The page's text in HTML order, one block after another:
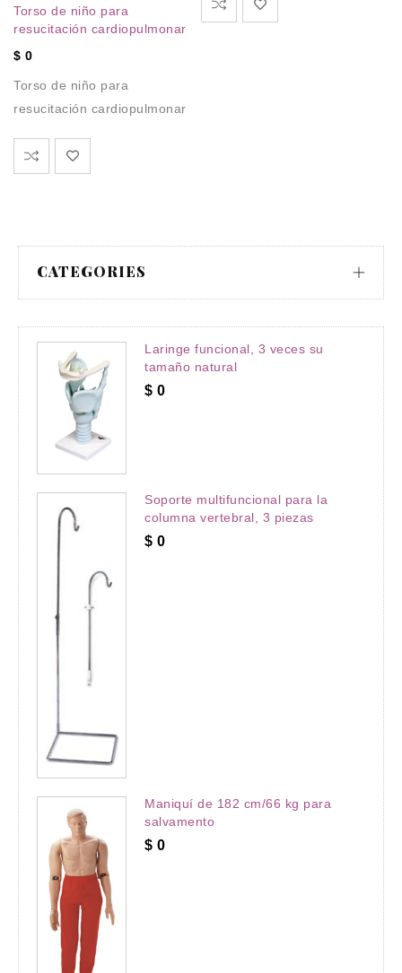
CATEGORIES
Laringe funcional, 3 veces su
tamaño natural
$ 0
Soporte multifuncional para la
columna vertebral, 3 piezas
$ 0
Maniquí de 182 cm/66 kg para
salvamento
$ 0
Torso de niño para
resucitación cardiopulmonar
$ 0
Torso de niño para
resucitación cardiopulmonar